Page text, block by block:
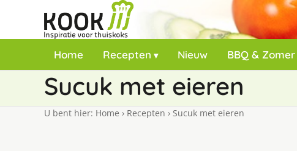
Home Recepten Nieuw BBQ & Zomer
Sucuk met eieren
U bent hier: Home › Recepten › Sucuk met eieren